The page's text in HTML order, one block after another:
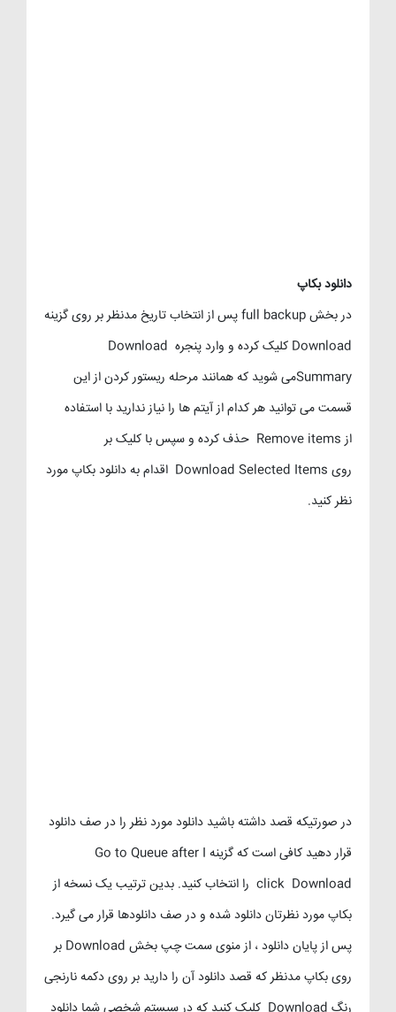
دانلود بکاپ
در بخش full backup پس از انتخاب تاریخ مدنظر بر روی گزینه
Download کلیک کرده و وارد پنجره Download
Summaryمی شوید که همانند مرحله ریستور کردن از این
قسمت می توانید هر کدام از آیتم ها را نیاز ندارید با استفاده
از Remove items حذف کرده و سپس با کلیک بر
روی Download Selected Items اقدام به دانلود بکاپ مورد
نظر کنید.
در صورتیکه قصد داشته باشید دانلود مورد نظر را در صف دانلود
قرار دهید کافی است که گزینه Go to Queue after I
click Download را انتخاب کنید. بدین ترتیب یک نسخه از
بکاپ مورد نظرتان دانلود شده و در صف دانلودها قرار می گیرد.
پس از پایان دانلود ، از منوی سمت چپ بخش Download بر
روی بکاپ مدنظر که قصد دانلود آن را دارید بر روی دکمه نارنجی